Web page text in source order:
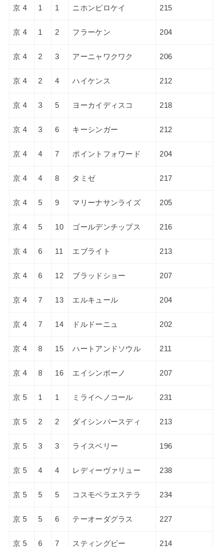
京 4 1 1 ニホンピロケイ 215
京 4 1 2 フラーケン 204
京 4 2 3 アーニャワクワク 206
京 4 2 4 ハイケンス 212
京 4 3 5 ヨーカイディスコ 218
京 4 3 6 キーシンガー 212
京 4 4 7 ポイントフォワード 204
京 4 4 8 タミゼ 217
京 4 5 9 マリーナサンライズ 205
京 4 5 10 ゴールデンチップス 216
京 4 6 11 エブライト 213
京 4 6 12 ブラッドショー 207
京 4 7 13 エルキュール 204
京 4 7 14 ドルドーニュ 202
京 4 8 15 ハートアンドソウル 211
京 4 8 16 エイシンボーノ 207
京 5 1 1 ミライヘノコール 231
京 5 2 2 ダイシンバースディ 213
京 5 3 3 ライスベリー 196
京 5 4 4 レディーヴァリュー 238
京 5 5 5 コスモベラエステラ 234
京 5 5 6 テーオーダグラス 227
京 5 6 7 スティングビー 214